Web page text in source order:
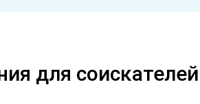
для соискателей